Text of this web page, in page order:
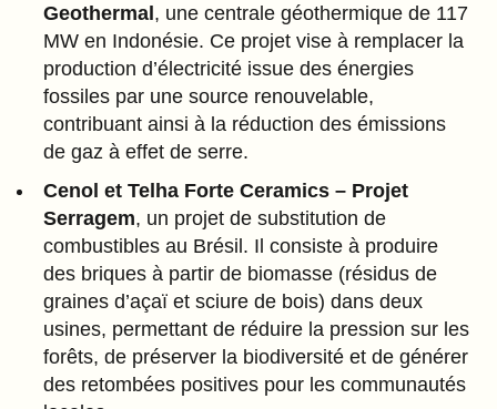
Geothermal, une centrale géothermique de 117
MW en Indonésie. Ce projet vise à remplacer la
production d’électricité issue des énergies
fossiles par une source renouvelable,
contribuant ainsi à la réduction des émissions
de gaz à effet de serre.
Cenol et Telha Forte Ceramics – Projet
Serragem, un projet de substitution de
combustibles au Brésil. Il consiste à produire
des briques à partir de biomasse (résidus de
graines d’açaï et sciure de bois) dans deux
usines, permettant de réduire la pression sur les
forêts, de préserver la biodiversité et de générer
des retombées positives pour les communautés